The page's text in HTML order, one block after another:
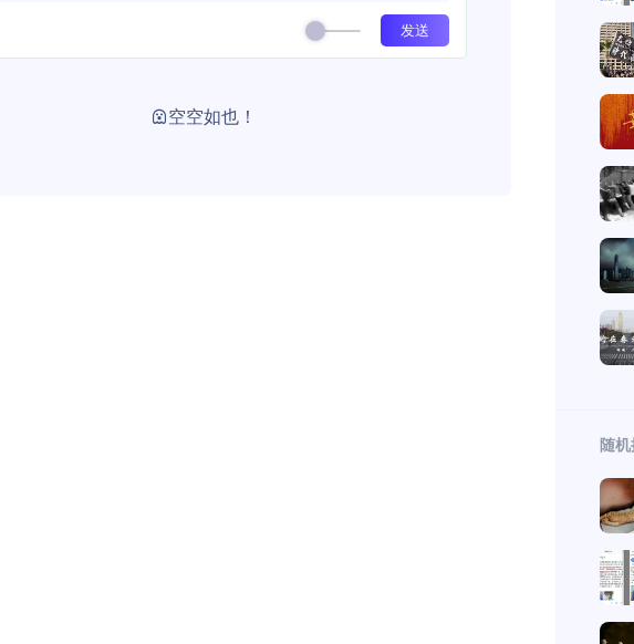
空空如也！
随